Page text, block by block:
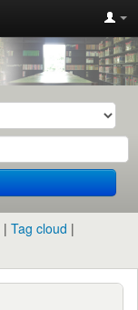
Tag cloud